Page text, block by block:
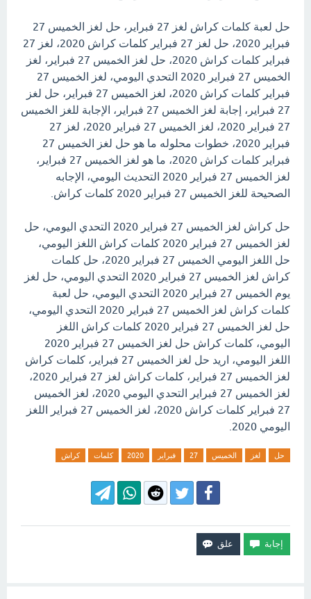
حل لعبة كلمات كراش لغز 27 فبراير، حل لغز الخميس 27
فبراير 2020، حل لغز 27 فبراير كلمات كراش 2020، لغز 27
فبراير كلمات كراش 2020، حل لغز الخميس 27 فبراير، لغز
الخميس 27 فبراير 2020 التحدي اليومي، لغز الخميس 27
فبراير كلمات كراش 2020، لغز الخميس 27 فبراير، حل لغز
27 فبراير، إجابة لغز الخميس 27 فبراير، الإجابة للغز الخميس
27 فبراير 2020، لغز الخميس 27 فبراير 2020، لغز 27
فبراير 2020، خطوات محلوله ما هو حل لغز الخميس 27
فبراير كلمات كراش 2020، ما هو لغز الخميس 27 فبراير،
لغز الخميس 27 فبراير 2020 التحديث اليومي، الإجابه
الصحيحة للغز الخميس 27 فبراير 2020 كلمات كراش.
حل كراش لغز الخميس 27 فبراير 2020 التحدي اليومي، حل
لغز الخميس 27 فبراير 2020 كلمات كراش اللغز اليومي،
حل اللغز اليومي الخميس 27 فبراير 2020، حل كلمات
كراش لغز الخميس 27 فبراير 2020 التحدي اليومي، حل لغز
يوم الخميس 27 فبراير 2020 التحدي اليومي، حل لعبة
كلمات كراش لغز الخميس 27 فبراير 2020 التحدي اليومي،
حل لغز الخميس 27 فبراير 2020 كلمات كراش اللغز
اليومي، كلمات كراش حل لغز الخميس 27 فبراير 2020
اللغز اليومي، اريد حل لغز الخميس 27 فبراير، كلمات كراش
لغز الخميس 27 فبراير، كلمات كراش لغز 27 فبراير 2020،
لغز الخميس 27 فبراير التحدي اليومي 2020، لغز الخميس
27 فبراير كلمات كراش 2020، لغز الخميس 27 فبراير اللغز
اليومي 2020.
حل لغز الخميس 27 فبراير 2020 كلمات كراش